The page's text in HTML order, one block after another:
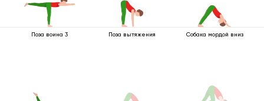
Поза воина 3 Поза вытяжения Собака мордой вниз